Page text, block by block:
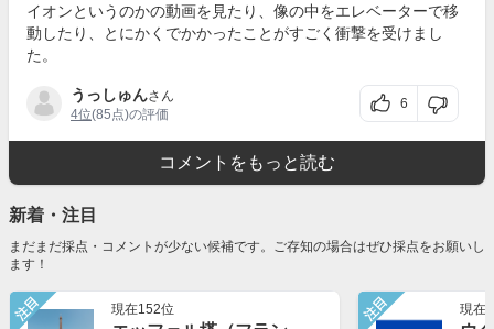
イオンというのかの動画を見たり、像の中をエレベーターで移
動したり、とにかくでかかったことがすごく衝撃を受けまし
た。
うっしゅんさん
4位(85点)の評価
6
コメントをもっと読む
新着・注目
まだまだ採点・コメントが少ない候補です。ご存知の場合はぜひ採点をお願いし
ます！
注目 現在152位 注目 現在